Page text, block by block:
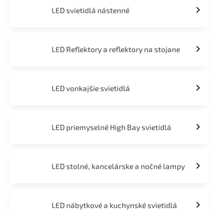
LED svietidlá nástenné
LED Reflektory a reflektory na stojane
LED vonkajšie svietidlá
LED priemyselné High Bay svietidlá
LED stolné, kancelárske a nočné lampy
LED nábytkové a kuchynské svietidlá